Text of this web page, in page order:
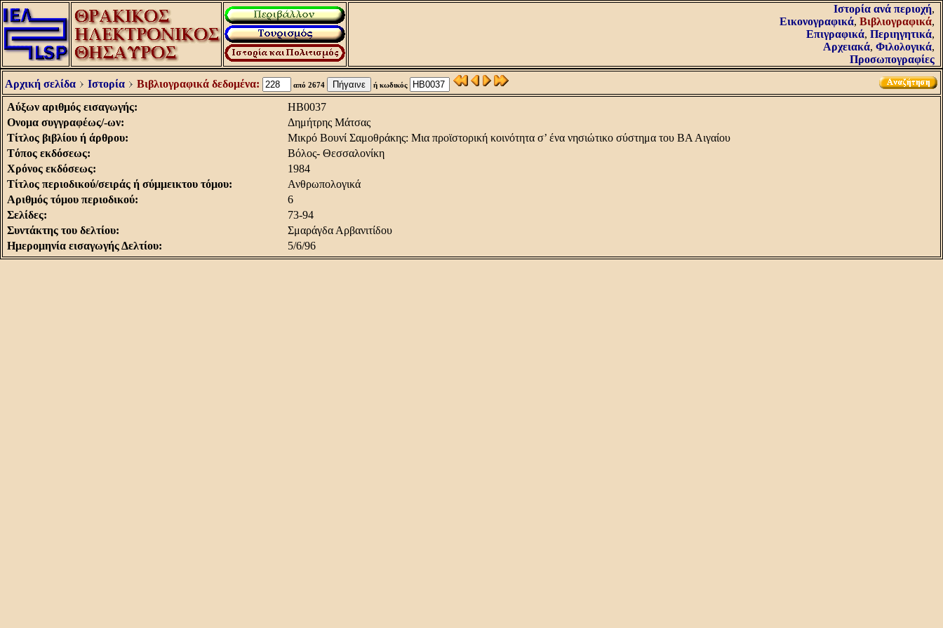
Iστορία ανά περιοχή,
Εικονογραφικά, Βιβλιογραφικά,
Επιγραφικά, Περιηγητικά,
Αρχειακά, Φιλολογικά,
Προσωπογραφίες
Αρχική σελίδα Ιστορία Βιβλιογραφικά δεδομένα: από 2674 ή κωδικός
Aύξων αριθμός εισαγωγής:
HB0037
Oνομα συγγραφέως/-ων:
Δημήτρης Μάτσας
Tίτλος βιβλίου ή άρθρου:
Μικρό Βουνί Σαμοθράκης: Μια προϊστορική κοινότητα σ’ ένα νησιώτικο σύστημα του ΒΑ Αιγαίου
Tόπος εκδόσεως:
Βόλος- Θεσσαλονίκη
Xρόνος εκδόσεως:
1984
Tίτλος περιοδικού/σειράς ή σύμμεικτου τόμου:
Ανθρωπολογικά
Aριθμός τόμου περιοδικού:
6
Σελίδες:
73-94
Συντάκτης του δελτίου:
Σμαράγδα Αρβανιτίδου
Hμερομηνία εισαγωγής Δελτίου:
5/6/96